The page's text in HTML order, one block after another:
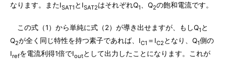
なります。またISAT1 とISAT2はそれぞれQ1 、Q2の飽和電流です。
この式（1）から単純に式（2）が導き出せますが、もしQ1 と
Q2が全く同じ特性を持つ素子であれば、IC1 ＝IC2 となり、Q1側の
Irefを電流利得1倍でIoutとして出力したことになります。これが